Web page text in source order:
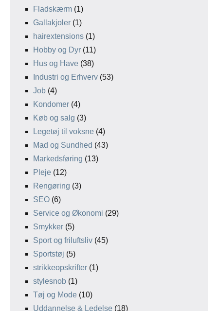
Fladskærm (1)
Gallakjoler (1)
hairextensions (1)
Hobby og Dyr (11)
Hus og Have (38)
Industri og Erhverv (53)
Job (4)
Kondomer (4)
Køb og salg (3)
Legetøj til voksne (4)
Mad og Sundhed (43)
Markedsføring (13)
Pleje (12)
Rengøring (3)
SEO (6)
Service og Økonomi (29)
Smykker (5)
Sport og friluftsliv (45)
Sportstøj (5)
strikkeopskrifter (1)
stylesnob (1)
Tøj og Mode (10)
Uddannelse & Ledelse (18)